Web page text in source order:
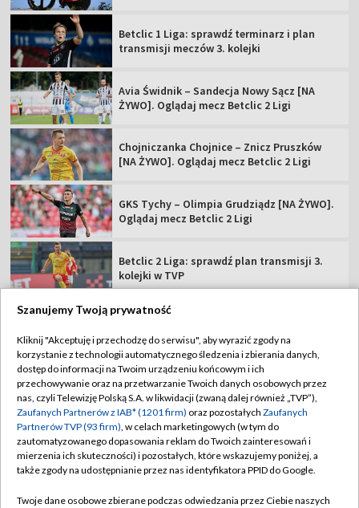
Betclic 1 Liga: sprawdź terminarz i plan
transmisji meczów 3. kolejki
Avia Świdnik – Sandecja Nowy Sącz [NA
ŻYWO]. Oglądaj mecz Betclic 2 Ligi
Chojniczanka Chojnice – Znicz Pruszków
[NA ŻYWO]. Oglądaj mecz Betclic 2 Ligi
GKS Tychy – Olimpia Grudziądz [NA ŻYWO].
Oglądaj mecz Betclic 2 Ligi
Betclic 2 Liga: sprawdź plan transmisji 3.
kolejki w TVP
TVP
Abonament TVP
Sklep TVP
Biuro Reklamy
Oferta Handlowa
Regulamin TVP
Polityka prywatności
Moje zgody
Biuro reklamy
Szanujemy Twoją prywatność
Kliknij "Akceptuję i przechodzę do serwisu", aby wyrazić zgody na
korzystanie z technologii automatycznego śledzenia i zbierania danych,
dostęp do informacji na Twoim urządzeniu końcowym i ich
przechowywanie oraz na przetwarzanie Twoich danych osobowych przez
nas, czyli Telewizję Polską S.A. w likwidacji (zwaną dalej również „TVP”),
Zaufanych Partnerów z IAB* (1201 firm) oraz pozostałych Zaufanych
Partnerów TVP (93 firm), w celach marketingowych (w tym do
zautomatyzowanego dopasowania reklam do Twoich zainteresowań i
mierzenia ich skuteczności) i pozostałych, które wskazujemy poniżej, a
także zgody na udostępnianie przez nas identyfikatora PPID do Google.
Twoje dane osobowe zbierane podczas odwiedzania przez Ciebie naszych